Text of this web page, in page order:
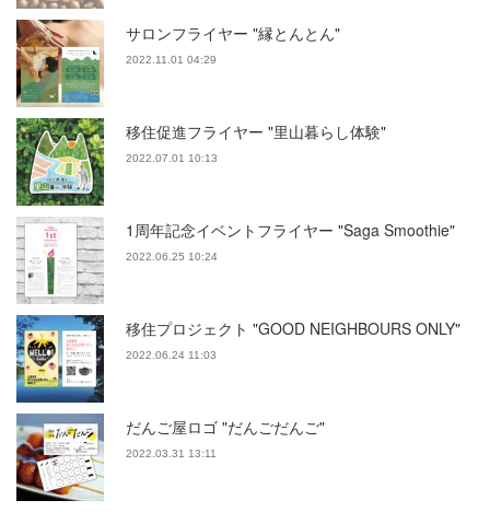
サロンフライヤー "縁とんとん"
2022.11.01 04:29
移住促進フライヤー "里山暮らし体験"
2022.07.01 10:13
1周年記念イベントフライヤー "Saga Smoothie"
2022.06.25 10:24
移住プロジェクト "GOOD NEIGHBOURS ONLY"
2022.06.24 11:03
だんご屋ロゴ "だんごだんご"
2022.03.31 13:11